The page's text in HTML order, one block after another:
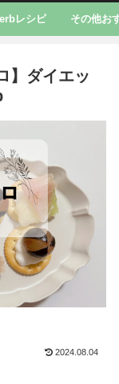
レシピ その他お
】ダイエッ
2024.08.04